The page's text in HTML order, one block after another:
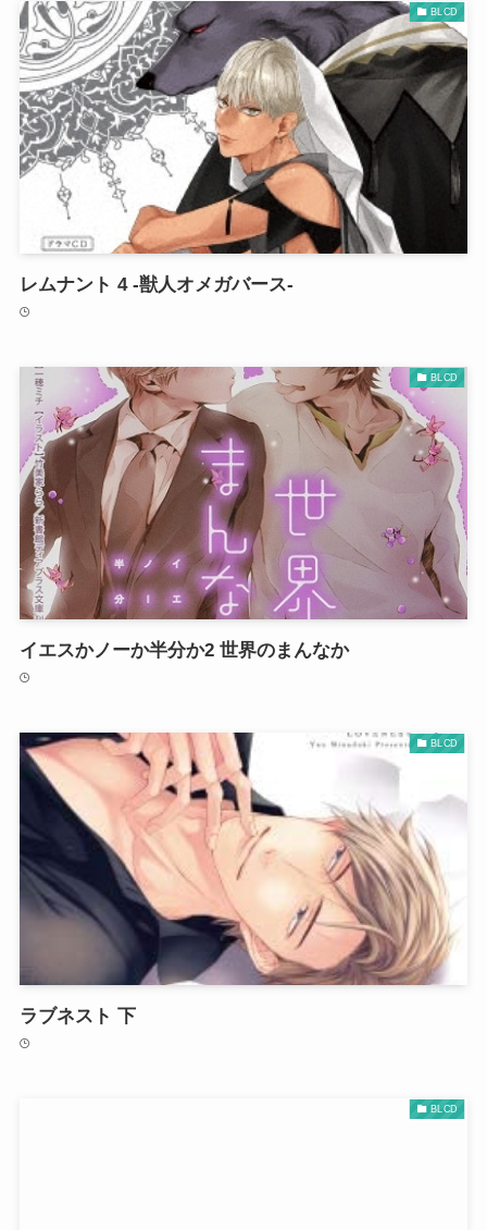
BLCD
レムナント 4 -獣人オメガバース-
BLCD
イエスかノーか半分か2 世界のまんなか
BLCD
ラブネスト 下
BLCD